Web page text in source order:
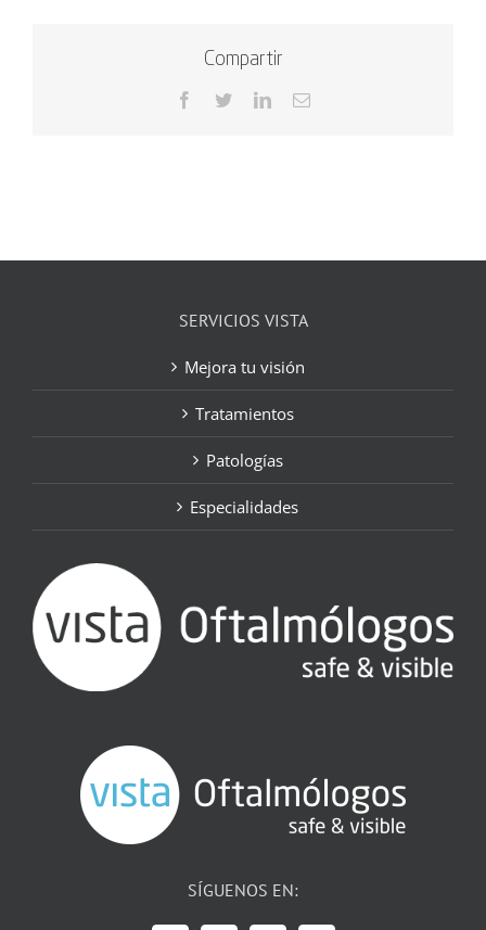
Compartir
Facebook
TwitterLinkedInCorreo
SERVICIOS VISTA
Mejora tu visión
Tratamientos
Patologías
Especialidades
SÍGUENOS EN: